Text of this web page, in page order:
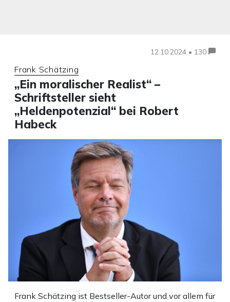
12.10.2024 • 130
Frank Schätzing
„Ein moralischer Realist“ –
Schriftsteller sieht
„Heldenpotenzial“ bei Robert
Habeck
Frank Schätzing ist Bestseller-Autor und vor allem für